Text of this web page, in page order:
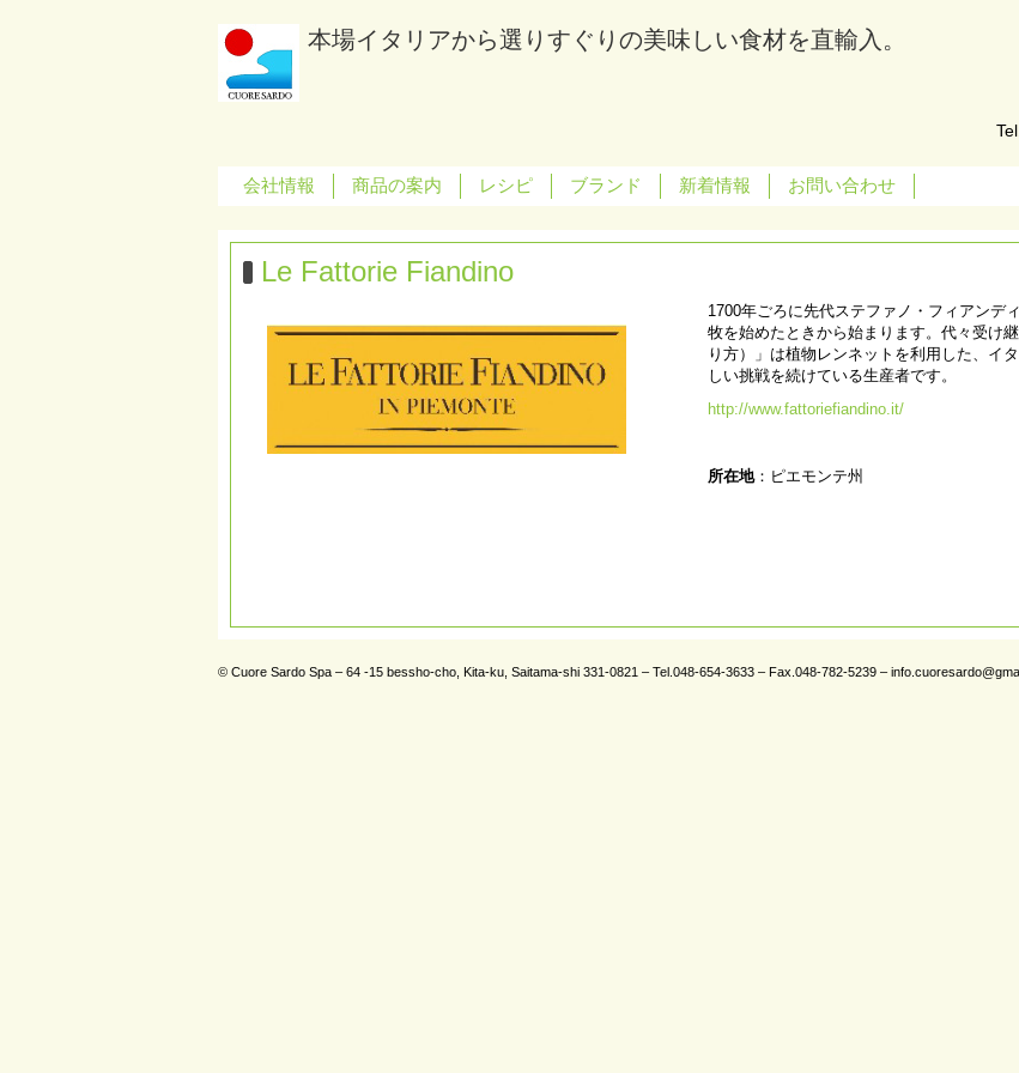
本場イタリアから選りすぐりの美味しい食材を直輸入。
Tel.
会社情報 商品の案内 レシピ ブランド 新着情報 お問い合わせ
Le Fattorie Fiandino
1700年ごろに先代ステファノ・フィアンデ
牧を始めたときから始まります。代々受け
り方）」は植物レンネットを利用した、イ
しい挑戦を続けている生産者です。
http://www.fattoriefiandino.it/
所在地：ピエモンテ州
© Cuore Sardo Spa – 64 -15 bessho-cho, Kita-ku, Saitama-shi 331-0821 – Tel.048-654-3633 – Fax.048-782-5239 –